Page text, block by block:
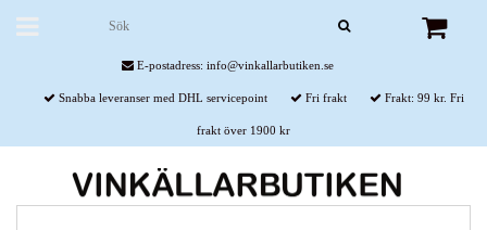
E-postadress: info@vinkallarbutiken.se
Snabba leveranser med DHL servicepoint Fri frakt Frakt: 99 kr. Fri
frakt över 1900 kr